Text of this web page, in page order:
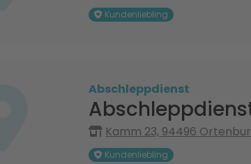
Kundenliebling
Abschleppdienst
Kamm 23, 94496
Kundenliebling